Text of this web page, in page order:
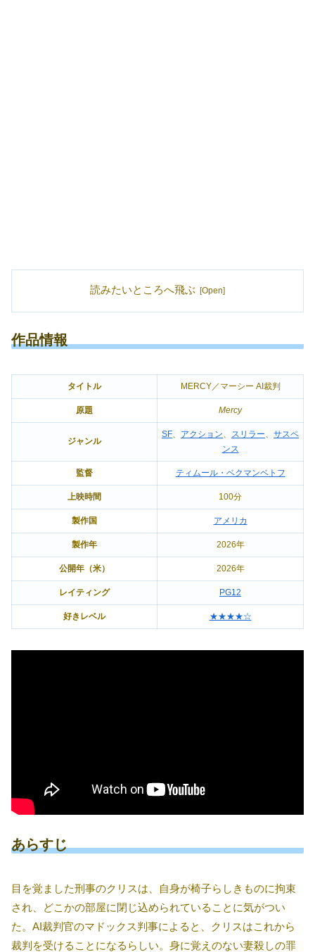
読みたいところへ飛ぶ
作品情報
タイトル MERCY／マーシー AI裁判
原題 Mercy
ジャンル
SF、 アクション、 スリラー、 サスペ
ンス
監督 ティムール・ベクマンベトフ
上映時間 100分
製作国 アメリカ
製作年 2026年
公開年（米） 2026年
レイティング PG12
好きレベル ★★★★☆
あらすじ
目を覚ました刑事のクリスは、自身が椅子らしきものに拘束
され、どこかの部屋に閉じ込められていることに気がつい
た。AI裁判官のマドックス判事によると、クリスはこれから
裁判を受けることになるらしい。身に覚えのない妻殺しの罪